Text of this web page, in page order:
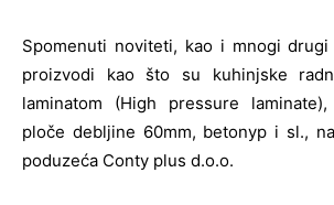
Spomenuti noviteti, kao i mnogi
proizvodi kao što su kuhinjske
laminatom (High pressure
ploče debljine 60mm, betonyp i sl.,
poduzeća Conty plus d.o.o.